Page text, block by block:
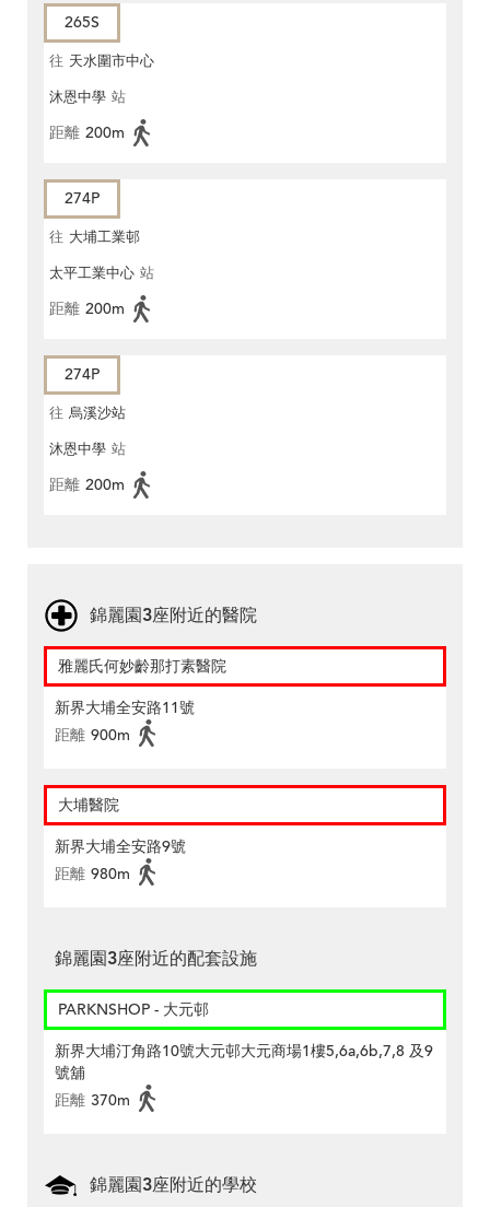
265S
往 天水圍市中心
沐恩中學 站
距離 200m
274P
往 大埔工業邨
太平工業中心 站
距離 200m
274P
往 烏溪沙站
沐恩中學 站
距離 200m
錦麗園3座附近的醫院
雅麗氏何妙齡那打素醫院
新界大埔全安路11號
距離 900m
大埔醫院
新界大埔全安路9號
距離 980m
錦麗園3座附近的配套設施
PARKNSHOP - 大元邨
新界大埔汀角路10號大元邨大元商場1樓5,6a,6b,7,8 及9
號舖
距離 370m
錦麗園3座附近的學校